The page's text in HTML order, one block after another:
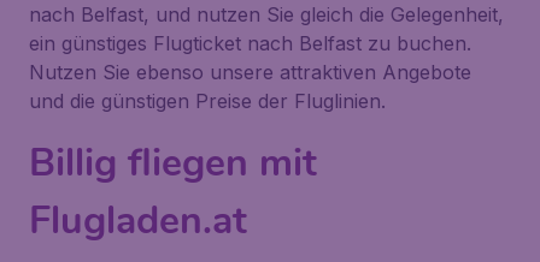
nach Belfast, und nutzen Sie gleich die Gelegenheit,
ein günstiges Flugticket nach Belfast zu buchen.
Nutzen Sie ebenso unsere attraktiven Angebote
und die günstigen Preise der Fluglinien.
Billig fliegen mit
Flugladen.at